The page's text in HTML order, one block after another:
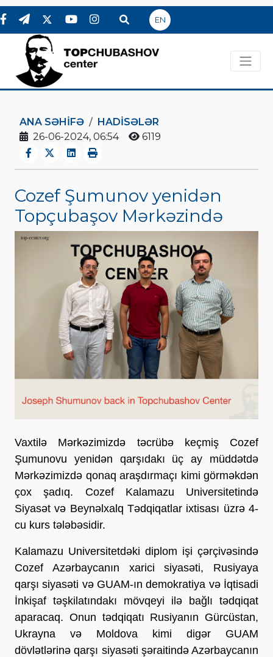
EN
ANA SƏHIFƏ
HADİSƏLƏR
26-06-2024, 06:54
6119
Cozef Şumunov yenidən
Topçubaşov Mərkəzində
Vaxtilə Mərkəzimizdə təcrübə keçmiş Cozef
Şumunovu yenidən qarşıdakı üç ay müddətdə
Mərkəzimizdə qonaq araşdırmaçı kimi görməkdən
çox şadıq. Cozef Kalamazu Universitetində
Siyasət və Beynəlxalq Tədqiqatlar ixtisası üzrə 4-
cu kurs tələbəsidir.
Kalamazu Universitetdəki diplom işi çərçivəsində
Cozef Azərbaycanın xarici siyasəti, Rusiyaya
qarşı siyasəti və GUAM-ın demokratiya və İqtisadi
İnkişaf təşkilatındakı mövqeyi ilə bağlı tədqiqat
aparacaq. Onun tədqiqatı Rusiyanın Gürcüstan,
Ukrayna və Moldova kimi digər GUAM
dövlətlərinə qarşı siyasəti şəraitində Azərbaycanın